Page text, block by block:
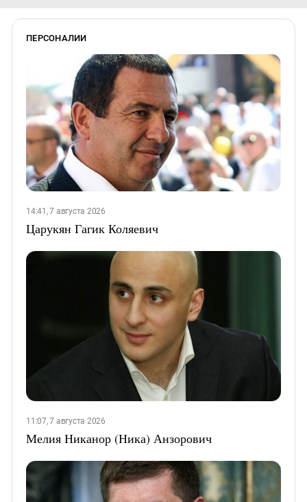
ПЕРСОНАЛИИ
14:41, 7 августа 2026
Царукян Гагик Коляевич
11:07, 7 августа 2026
Мелия Никанор (Ника) Анзорович